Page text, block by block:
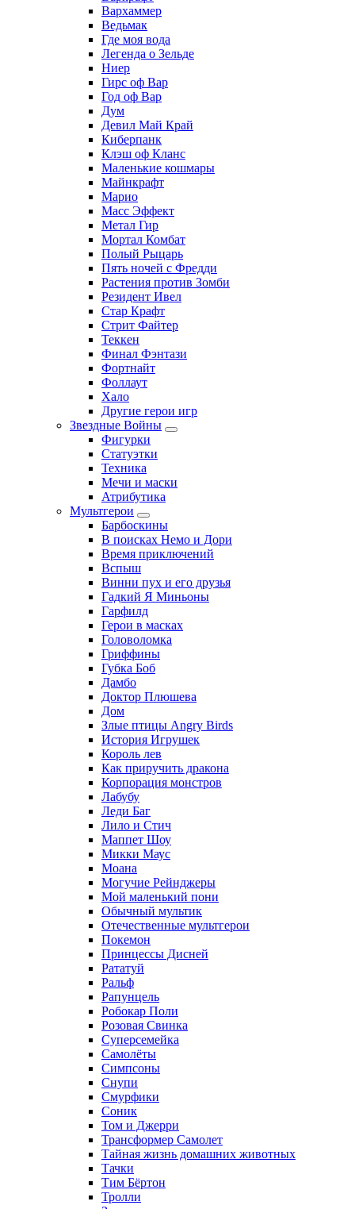
Вархаммер
Ведьмак
Где моя вода
Легенда о Зельде
Ниер
Гирс оф Вар
Год оф Вар
Дум
Девил Май Край
Киберпанк
Клэш оф Кланс
Маленькие кошмары
Майнкрафт
Марио
Масс Эффект
Метал Гир
Мортал Комбат
Полый Рыцарь
Пять ночей с Фредди
Растения против Зомби
Резидент Ивел
Стар Крафт
Стрит Файтер
Теккен
Финал Фэнтази
Фортнайт
Фоллаут
Хало
Другие герои игр
Звездные Войны
Фигурки
Статуэтки
Техника
Мечи и маски
Атрибутика
Мультгерои
Барбоскины
В поисках Немо и Дори
Время приключений
Вспыш
Винни пух и его друзья
Гадкий Я Миньоны
Гарфилд
Герои в масках
Головоломка
Гриффины
Губка Боб
Дамбо
Доктор Плюшева
Дом
Злые птицы Angry Birds
История Игрушек
Король лев
Как приручить дракона
Корпорация монстров
Лабубу
Леди Баг
Лило и Стич
Маппет Шоу
Микки Маус
Моана
Могучие Рейнджеры
Мой маленький пони
Обычный мультик
Отечественные мультгерои
Покемон
Принцессы Дисней
Рататуй
Ральф
Рапунцель
Робокар Поли
Розовая Свинка
Суперсемейка
Самолёты
Симпсоны
Снупи
Смурфики
Соник
Том и Джерри
Трансформер Самолет
Тайная жизнь домашних животных
Тачки
Тим Бёртон
Тролли